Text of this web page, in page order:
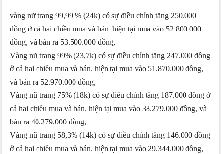
vàng nữ trang 99,99 % (24k) có sự điều chỉnh tăng 250.000
đồng ở cả hai chiều mua và bán. hiện tại mua vào 52.800.000
đồng, và bán ra 53.500.000 đồng,
Vàng nữ trang 99% (23,7k) có sự điều chỉnh tăng 247.000 đồng
ở cả hai chiều mua và bán. hiện tại mua vào 51.870.000 đồng,
và bán ra 52.970.000 đồng,
Vàng nữ trang 75% (18k) có sự điều chỉnh tăng 187.000 đồng ở
cả hai chiều mua và bán. hiện tại mua vào 38.279.000 đồng, và
bán ra 40.279.000 đồng,
Vàng nữ trang 58,3% (14k) có sự điều chỉnh tăng 146.000 đồng
ở cả hai chiều mua và bán. hiện tại mua vào 29.344.000 đồng,